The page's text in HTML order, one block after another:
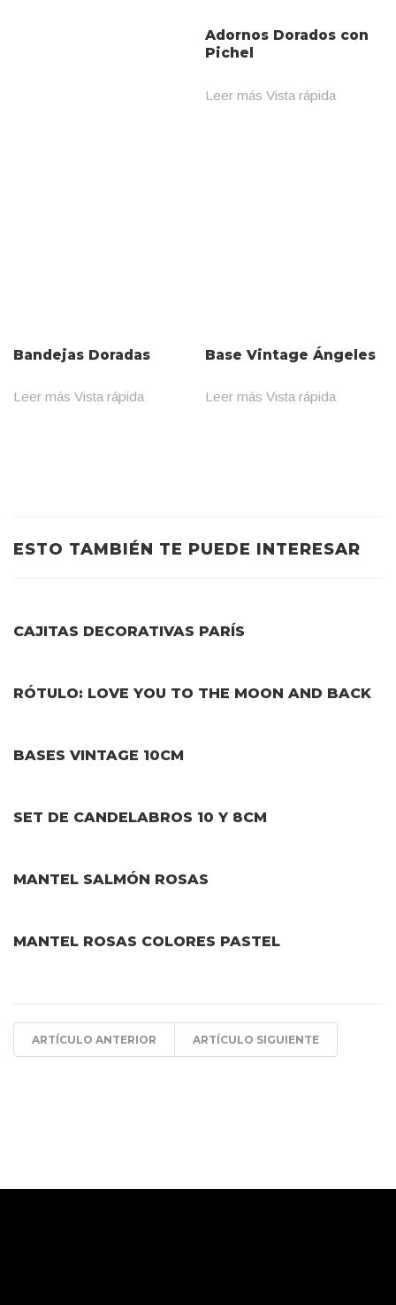
Adornos Dorados con
Pichel
Leer más Vista rápida
Bandejas Doradas
Leer más Vista rápida
Base Vintage Ángeles
Leer más Vista rápida
ESTO TAMBIÉN TE PUEDE INTERESAR
CAJITAS DECORATIVAS PARÍS
RÓTULO: LOVE YOU TO THE MOON AND BACK
BASES VINTAGE 10CM
SET DE CANDELABROS 10 Y 8CM
MANTEL SALMÓN ROSAS
MANTEL ROSAS COLORES PASTEL
ARTÍCULO ANTERIOR ARTÍCULO SIGUIENTE